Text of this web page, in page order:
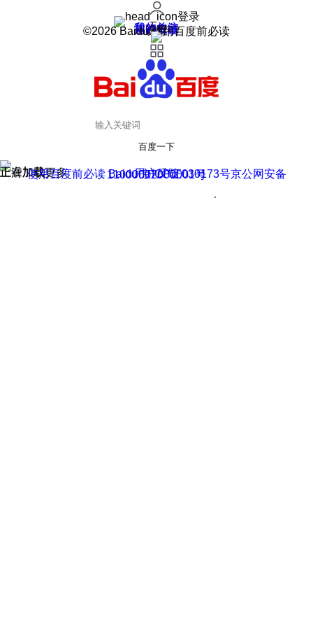
登录
我的关注
我的收藏
皮肤中心
用户反馈
设置
©2026 Baidu 使用百度前必读
百度一下
正在加载
上滑加载更多 用户反馈
使用百度前必读 Baidu 京ICP证030173号
京公网安备11000002000001号